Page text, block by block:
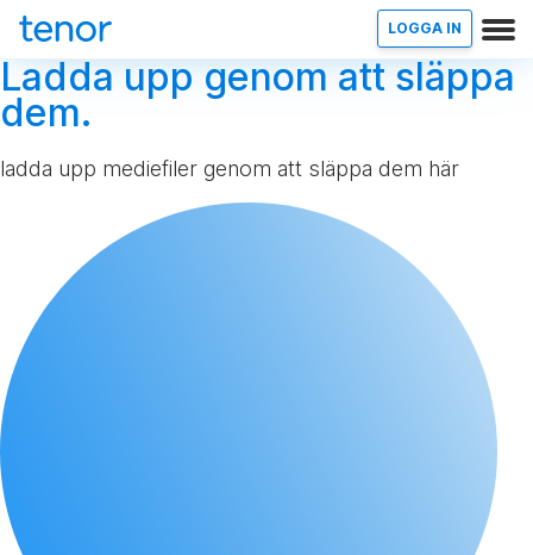
LOGGA IN
Ladda upp genom att släppa
dem.
ladda upp mediefiler genom att släppa dem här